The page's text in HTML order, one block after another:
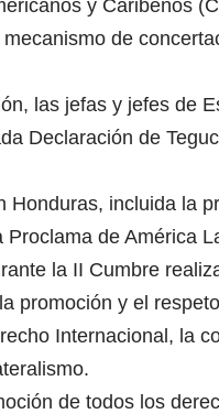
y Caribeños
de
las jefas y jefes de
Declaración de
Honduras, incluida la
de América
la II Cumbre
promoción y el
Internacional, la
de todos los